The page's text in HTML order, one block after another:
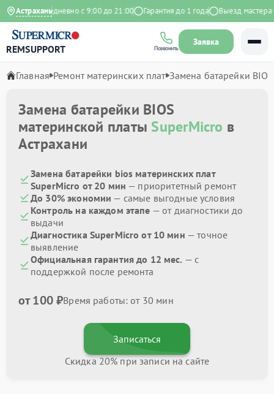
Астрахань
Ежедневно с 9:00 до 21:00 Гарантия до 1 года Выезд мастера
REMSUPPORT Позвонить
Заявка
Главная Ремонт материнских плат Замена батарейки BIOS
Замена батарейки BIOS
материнской платы SuperMicro в
Астрахани
Замена батарейки bios материнских плат
SuperMicro от 20 мин — приоритетный ремонт
До 30% экономии — самые выгодные условия
Контроль на каждом этапе — от диагностики до
выдачи
Диагностика SuperMicro от 10 мин — точное
выявление
Официальная гарантия до 12 мес. — с
поддержкой после ремонта
от 100 ₽Время работы: от 30 мин
Записаться
Скидка 20% при записи на сайте